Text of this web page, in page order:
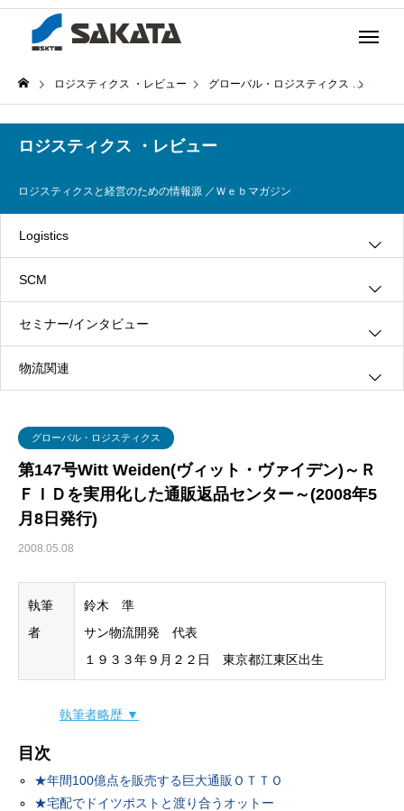
ロジスティクス ・レビュー グローバル・ロジスティクス
グローバル・ロジスティクス
第147号Witt Weiden(ヴィット・ヴァイデン)～Ｒ
ＦＩＤを実用化した通販返品センター～(2008年5
月8日発行)
2008.05.08
執筆
者
鈴木 準
サン物流開発 代表
１９３３年９月２２日 東京都江東区出生
執筆者略歴 ▼
目次
★年間100億点を販売する巨大通販ＯＴＴＯ
★宅配でドイツポストと渡り合うオットー
ロジスティクス ・レビュー
ロジスティクスと経営のための情報源 ／Ｗｅｂマガジン
Logistics
グリーン・ロジスティクス
３ＰＬ
ロジスティクス
SCM
情報システム
生産管理
セミナー/インタビュー
インタビュー
物流関連
物流品質
物流人材